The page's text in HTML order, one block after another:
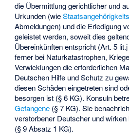
die Übermittlung gerichtlicher und
Urkunden (wie
Abmeldungen) und die Erledigung
geleistet werden, soweit dies
Übereinkünften entspricht (Art. 5
ferner bei Naturkatastrophen,
Verwicklungen die erforderlichen
Deutschen Hilfe und Schutz zu
diesen Schäden eingetreten sind
besorgen ist (§ 6 KG). Konsuln
Gefangene (§ 7 KG). Sie
verstorbener Deutscher und
(§ 9 Absatz 1 KG).